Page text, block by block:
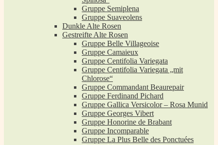
Gruppe Semiplena
Gruppe Suaveolens
Dunkle Alte Rosen
Gestreifte Alte Rosen
Gruppe Belle Villageoise
Gruppe Camaieux
Gruppe Centifolia Variegata
Gruppe Centifolia Variegata „mit
Chlorose“
Gruppe Commandant Beaurepair
Gruppe Ferdinand Pichard
Gruppe Gallica Versicolor – Rosa Munid
Gruppe Georges Vibert
Gruppe Honorine de Brabant
Gruppe Incomparable
Gruppe La Plus Belle des Ponctuées